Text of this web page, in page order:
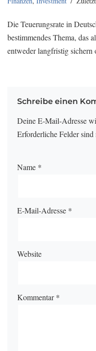
Die Teuerungsrate in
bestimmendes Thema, das
entweder langfristig
Schreibe einen
Deine E-Mail-Adresse
Erforderliche Felder
Name *
E-Mail-Adresse *
Website
Kommentar*